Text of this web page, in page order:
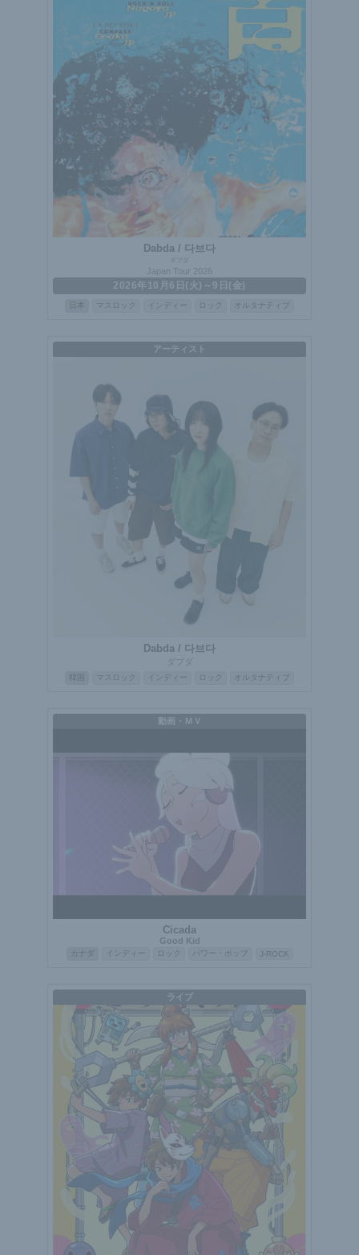
Dabda / 다브다
ダブダ
Japan Tour 2026
2026年10月6日(火)～9日(金)
マスロック インディー ロック オルタナティブ
アーティスト
Dabda / 다브다
ダブダ
マスロック インディー ロック オルタナティブ
動画・ＭＶ
Cicada
Good Kid
カナダ インディー ロック パワー・ポップ J-ROCK
ライブ